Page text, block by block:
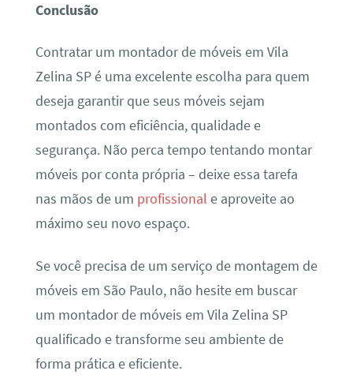
Conclusão
Contratar um montador de móveis em Vila
Zelina SP é uma excelente escolha para quem
deseja garantir que seus móveis sejam
montados com eficiência, qualidade e
segurança. Não perca tempo tentando montar
móveis por conta própria – deixe essa tarefa
nas mãos de um profissional e aproveite ao
máximo seu novo espaço.
Se você precisa de um serviço de montagem de
móveis em São Paulo, não hesite em buscar
um montador de móveis em Vila Zelina SP
qualificado e transforme seu ambiente de
forma prática e eficiente.